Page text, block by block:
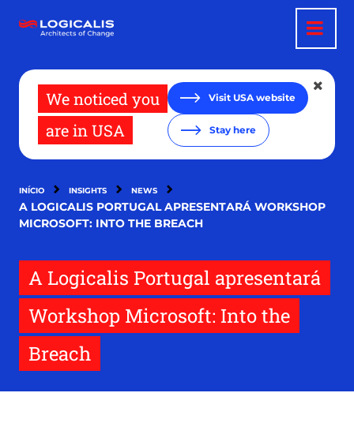
para
We noticed you
are in USA
Visit USA website
Stay here
INÍCIO INSIGHTS NEWS
A LOGICALIS PORTUGAL APRESENTARÁ WORKSHOP
MICROSOFT: INTO THE BREACH
A Logicalis Portugal apresentará
Workshop Microsoft: Into the
Breach